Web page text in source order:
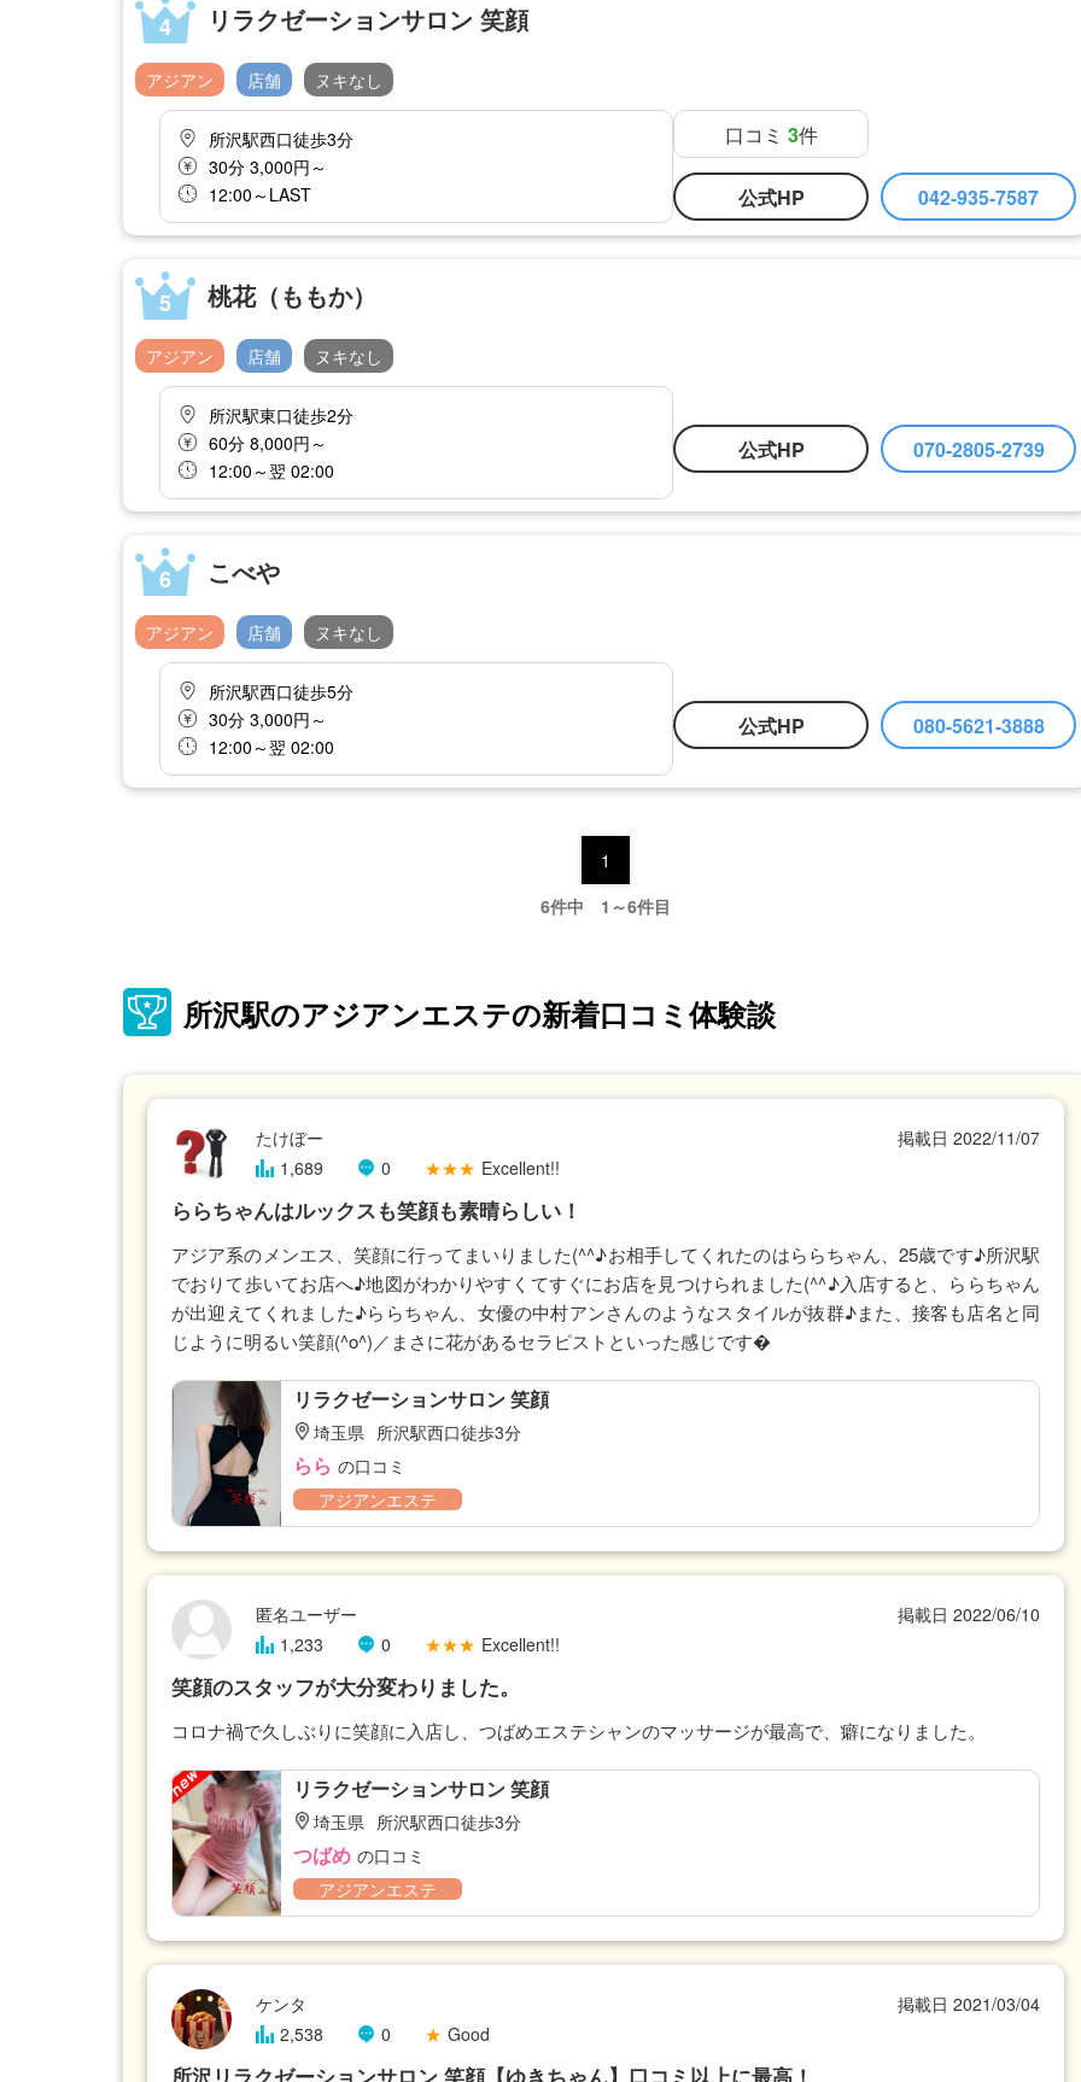
4 リラクゼーションサロン 笑顔
アジアン 店舗 ヌキなし
所沢駅西口徒歩3分
30分 3,000円～
12:00～LAST
口コミ 3件
公式HP 042-935-7587
5 桃花（ももか）
アジアン 店舗 ヌキなし
所沢駅東口徒歩2分
60分 8,000円～
12:00～翌 02:00
公式HP 070-2805-2739
6 こべや
アジアン 店舗 ヌキなし
所沢駅西口徒歩5分
30分 3,000円～
12:00～翌 02:00
公式HP 080-5621-3888
1
6件中 1～6件目
所沢駅のアジアンエステの新着口コミ体験談
たけぼー
1,689
0 ★★★ Excellent!!
掲載日 2022/11/07
ららちゃんはルックスも笑顔も素晴らしい！
アジア系のメンエス、笑顔に行ってまいりました(^^♪お相手してくれたのはららちゃん、25歳です♪所沢駅
でおりて歩いてお店へ♪地図がわかりやすくてすぐにお店を見つけられました(^^♪入店すると、ららちゃん
が出迎えてくれました♪ららちゃん、女優の中村アンさんのようなスタイルが抜群♪また、接客も店名と同
じように明るい笑顔(^o^)／まさに花があるセラピストといった感じです�
リラクゼーションサロン 笑顔
埼玉県 所沢駅西口徒歩3分
らら の口コミ
アジアンエステ
匿名ユーザー
1,233
0 ★★★ Excellent!!
掲載日 2022/06/10
笑顔のスタッフが大分変わりました。
コロナ禍で久しぶりに笑顔に入店し、つばめエステシャンのマッサージが最高で、癖になりました。
リラクゼーションサロン 笑顔
埼玉県 所沢駅西口徒歩3分
つばめ の口コミ
アジアンエステ
ケンタ
2,538
0 ★ Good
掲載日 2021/03/04
所沢リラクゼーションサロン 笑顔【ゆきちゃん】口コミ以上に最高！